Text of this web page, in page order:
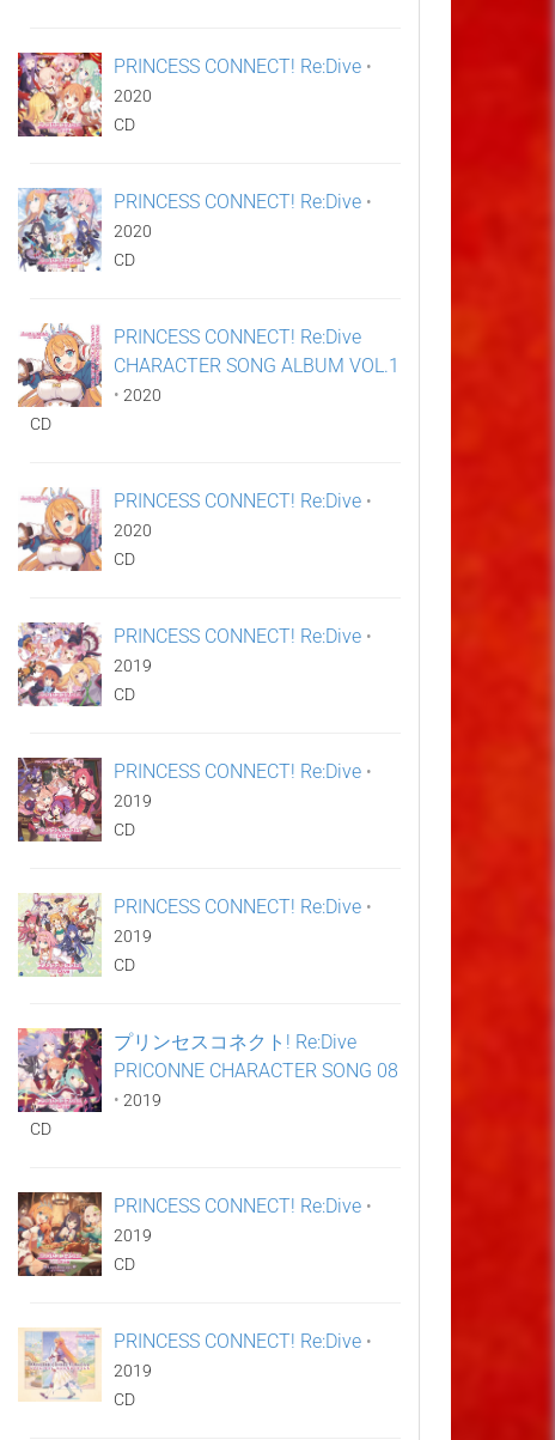
PRINCESS CONNECT! Re:Dive •
2020
CD
PRINCESS CONNECT! Re:Dive •
2020
CD
PRINCESS CONNECT! Re:Dive
CHARACTER SONG ALBUM VOL.1
• 2020
CD
PRINCESS CONNECT! Re:Dive •
2020
CD
PRINCESS CONNECT! Re:Dive •
2019
CD
PRINCESS CONNECT! Re:Dive •
2019
CD
PRINCESS CONNECT! Re:Dive •
2019
CD
プリンセスコネクト! Re:Dive
PRICONNE CHARACTER SONG 08
• 2019
CD
PRINCESS CONNECT! Re:Dive •
2019
CD
PRINCESS CONNECT! Re:Dive •
2019
CD